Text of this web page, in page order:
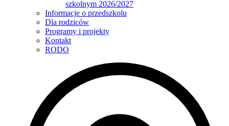
szkolnym 2026/2027
Informacje o przedszkolu
Dla rodziców
Programy i projekty
Kontakt
RODO